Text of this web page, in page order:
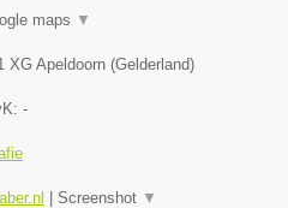
maps ▼
XG Apeldoorn (Gelderland)
-
Screenshot ▼